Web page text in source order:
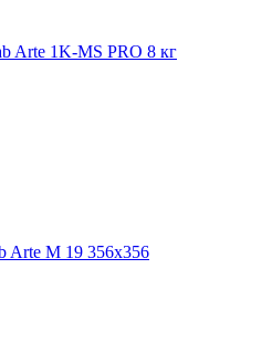
Arte 1K-MS PRO 8 кг
Arte М 19 356х356